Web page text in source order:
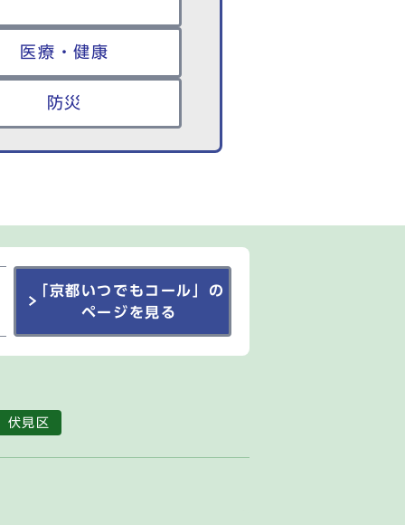
医療・健康
防災
「京都いつでもコール」の
ページを見る
伏見区